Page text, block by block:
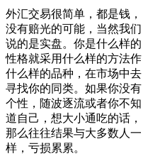
外汇交易很简单，都是钱，
没有赔光的可能，当然我们
说的是实盘。你是什么样的
性格就采用什么样的方法作
什么样的品种，在市场中去
寻找你的同类。如果你没有
个性，随波逐流或者你不知
道自己，想大小通吃的话，
那么往往结果与大多数人一
样，亏损累累。